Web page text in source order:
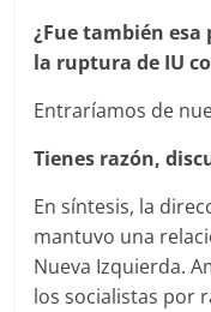
¿Fue también
la ruptura de IU
Entraríamos de
Tienes razón,
En síntesis, la
mantuvo una
Nueva Izquierda.
los socialistas por